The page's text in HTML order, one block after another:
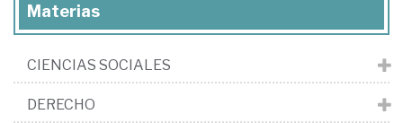
Materias
CIENCIAS SOCIALES
DERECHO